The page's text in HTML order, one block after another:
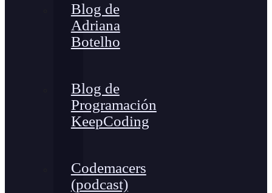
Blog de
Adriana
Botelho
Blog de
Programación
KeepCoding
Codemacers
(podcast)